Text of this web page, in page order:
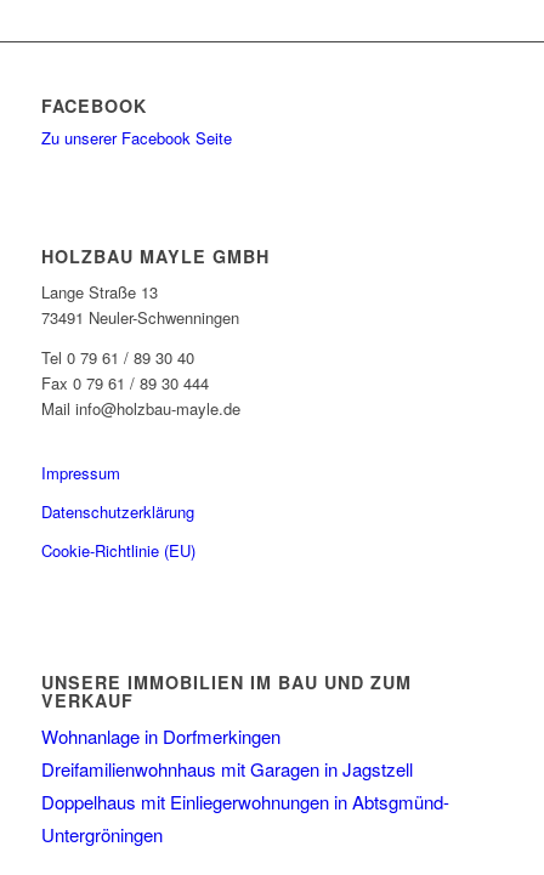
FACEBOOK
Zu unserer Facebook Seite
HOLZBAU MAYLE GMBH
Lange Straße 13
73491 Neuler-Schwenningen
Tel 0 79 61 / 89 30 40
Fax 0 79 61 / 89 30 444
Mail info@holzbau-mayle.de
Impressum
Datenschutzerklärung
Cookie-Richtlinie (EU)
UNSERE IMMOBILIEN IM BAU UND ZUM
VERKAUF
Wohnanlage in Dorfmerkingen
Dreifamilienwohnhaus mit Garagen in Jagstzell
Doppelhaus mit Einliegerwohnungen in Abtsgmünd-
Untergröningen